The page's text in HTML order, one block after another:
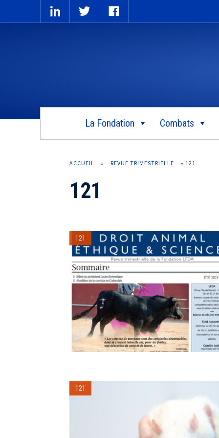
La Fondation Combats
ACCUEIL » REVUE TRIMESTRIELLE » 121
121
121
121